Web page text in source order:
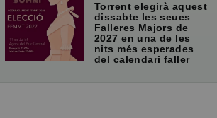
Torrent elegirà aquest
dissabte les seues
Falleres Majors de
2027 en una de les
nits més esperades
del calendari faller